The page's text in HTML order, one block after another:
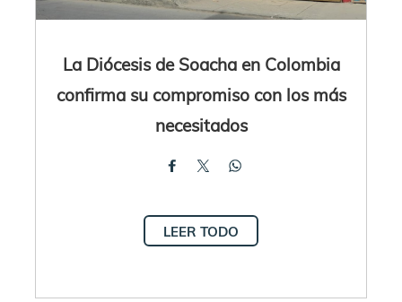
La Diócesis de Soacha en Colombia
confirma su compromiso con los más
necesitados
LEER TODO